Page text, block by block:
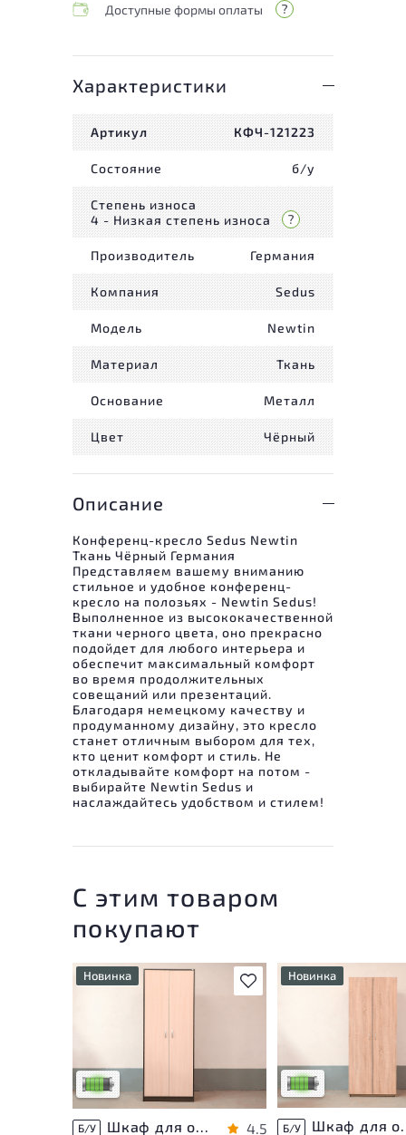
Доступные формы оплаты
Характеристики
Артикул КФЧ-121223
Состояние б/у
Степень износа
4 - Низкая степень износа
Производитель Германия
Компания Sedus
Модель Newtin
Материал Ткань
Основание Металл
Цвет Чёрный
Описание
Конференц-кресло Sedus Newtin
Ткань Чёрный Германия
Представляем вашему вниманию
стильное и удобное конференц-
кресло на полозьях - Newtin Sedus!
Выполненное из высококачественной
ткани черного цвета, оно прекрасно
подойдет для любого интерьера и
обеспечит максимальный комфорт
во время продолжительных
совещаний или презентаций.
Благодаря немецкому качеству и
продуманному дизайну, это кресло
станет отличным выбором для тех,
кто ценит комфорт и стиль. Не
откладывайте комфорт на потом -
выбирайте Newtin Sedus и
наслаждайтесь удобством и стилем!
С этим товаром
покупают
В избранное
Новинка
эксплуатации, не влияющие
на удобство его
Низкая степень износа
Б/У Шкаф для одежды ЛДСП Венге 4.5
Новинка
на удобство его
Низкая степень
Б/У Шкаф